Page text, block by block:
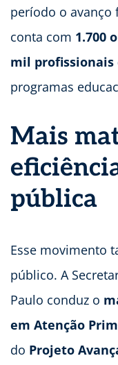
período o avanço
conta com 1.700
mil profissionais
programas
Mais
pública
Esse movimento
público. A
Paulo conduz o
em Atenção
do Projeto